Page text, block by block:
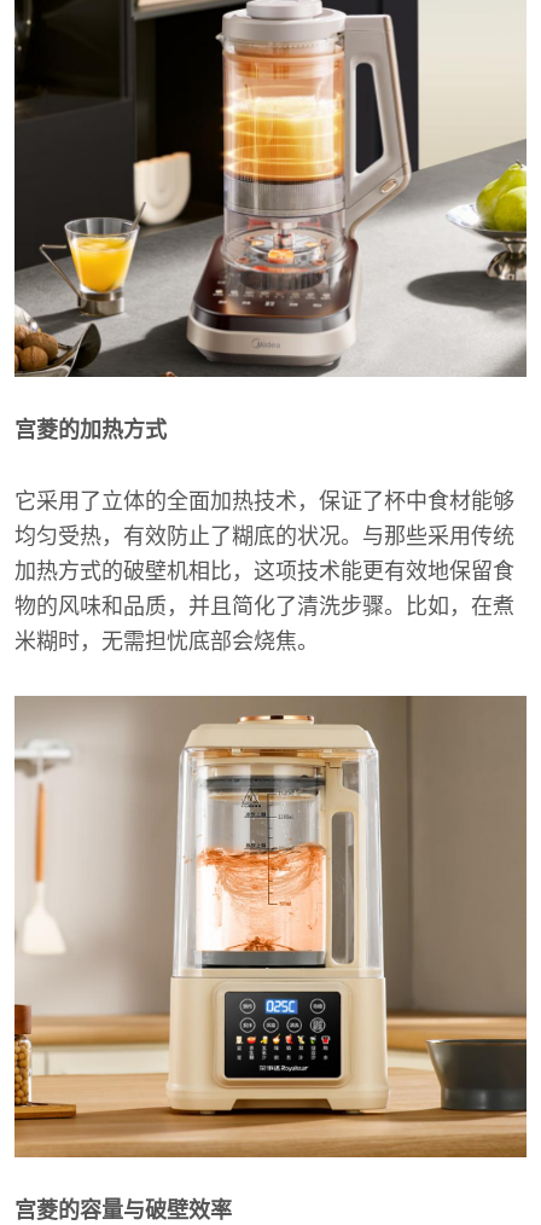
宫菱的加热方式
它采用了立体的全面加热技术，保证了杯中食材能够
均匀受热，有效防止了糊底的状况。与那些采用传统
加热方式的破壁机相比，这项技术能更有效地保留食
物的风味和品质，并且简化了清洗步骤。比如，在煮
米糊时，无需担忧底部会烧焦。
宫菱的容量与破壁效率